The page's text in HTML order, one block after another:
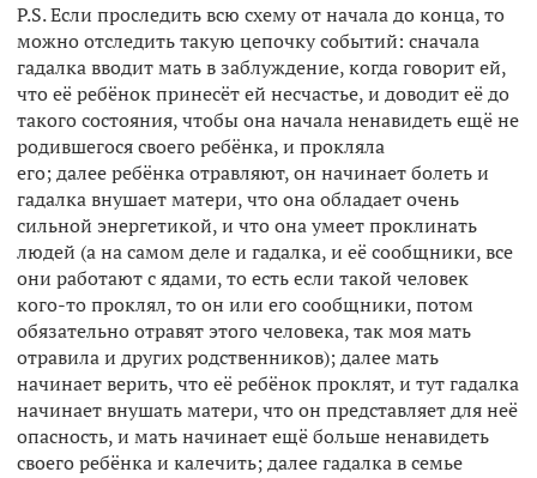
P.S. Если проследить всю схему от начала до конца, то
можно отследить такую цепочку событий: сначала
гадалка вводит мать в заблуждение, когда говорит ей,
что её ребёнок принесёт ей несчастье, и доводит её до
такого состояния, чтобы она начала ненавидеть ещё не
родившегося своего ребёнка, и прокляла
его; далее ребёнка отравляют, он начинает болеть и
гадалка внушает матери, что она обладает очень
сильной энергетикой, и что она умеет проклинать
людей (а на самом деле и гадалка, и её сообщники, все
они работают с ядами, то есть если такой человек
кого-то проклял, то он или его сообщники, потом
обязательно отравят этого человека, так моя мать
отравила и других родственников); далее мать
начинает верить, что её ребёнок проклят, и тут гадалка
начинает внушать матери, что он представляет для неё
опасность, и мать начинает ещё больше ненавидеть
своего ребёнка и калечить; далее гадалка в семье